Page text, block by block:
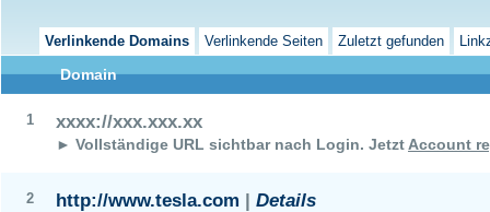
Verlinkende Domains Verlinkende Seiten Zuletzt gefunden
Domain
1 xxxx://xxx.xxx.xx
► Vollständige URL sichtbar nach Login. Jetzt Account
2 http://www.tesla.com | Details